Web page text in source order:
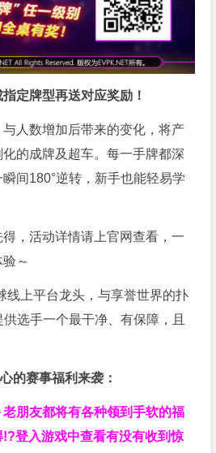
定牌型再送对应奖励！
人数增加后带来的变化，将产
的成牌及超车。每一手牌都深
间180°逆转，新手也能轻易学
，活动详情请上官网查看，一
～
线上平台龙头，与享誉世界的扑
供选手一个最干净、有保障，且
的赛事福利来袭：
朋友都将有各种领到手软的福
登入游戏中查看有没有收到惊